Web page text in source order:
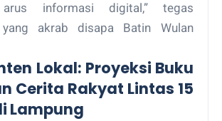
arus informasi digital,” tegas
yang akrab disapa Batin Wulan
Lokal: Proyeksi Buku
Cerita Rakyat Lintas 15
Lampung